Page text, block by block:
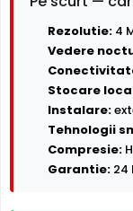
Rezolutie: 4
Vedere
Stocare
Instalare:
Tehnologii
Compresie:
Garantie: 24